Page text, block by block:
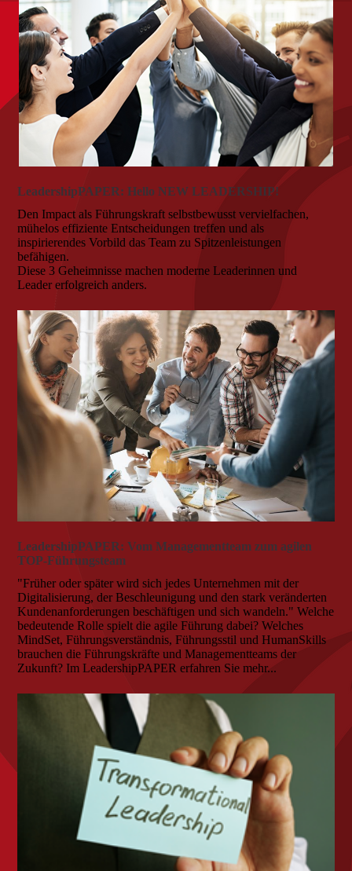
LeadershipPAPER: Hello NEW LEADERSHIP!
Den Impact als Führungskraft selbstbewusst vervielfachen,
mühelos effiziente Entscheidungen treffen und als
inspirierendes Vorbild das Team zu Spitzenleistungen
befähigen.
Diese 3 Geheimnisse machen moderne Leaderinnen und
Leader erfolgreich anders.
LeadershipPAPER: Vom Managementteam zum agilen
TOP-Führungsteam
"Früher oder später wird sich jedes Unternehmen mit der
Digitalisierung, der Beschleunigung und den stark veränderten
Kundenanforderungen beschäftigen und sich wandeln." Welche
bedeutende Rolle spielt die agile Führung dabei? Welches
MindSet, Führungsverständnis, Führungsstil und HumanSkills
brauchen die Führungskräfte und Managementteams der
Zukunft? Im LeadershipPAPER erfahren Sie mehr...